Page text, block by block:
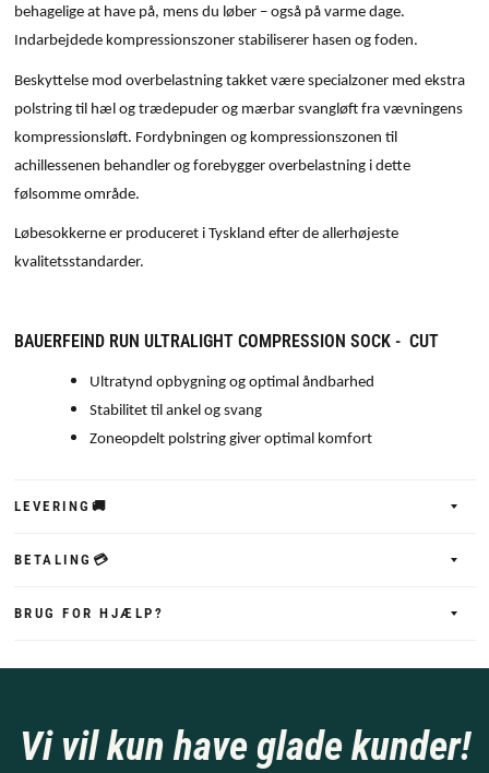
behagelige at have på, mens du løber – også på varme dage.
Indarbejdede kompressionszoner stabiliserer hasen og foden.
Beskyttelse mod overbelastning takket være specialzoner med ekstra
polstring til hæl og trædepuder og mærbar svangløft fra vævningens
kompressionsløft. Fordybningen og kompressionszonen til
achillessenen behandler og forebygger overbelastning i dette
følsomme område.
Løbesokkerne er produceret i Tyskland efter de allerhøjeste
kvalitetsstandarder.
BAUERFEIND RUN ULTRALIGHT COMPRESSION SOCK - CUT
Ultratynd opbygning og optimal åndbarhed
Stabilitet til ankel og svang
Zoneopdelt polstring giver optimal komfort
LEVERING🚚
BETALING💳
BRUG FOR HJÆLP?
Vi vil kun have glade kunder!